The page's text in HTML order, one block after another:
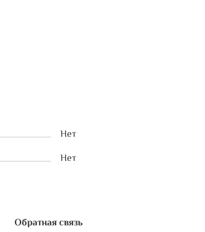
Нет
Нет
Обратная связь